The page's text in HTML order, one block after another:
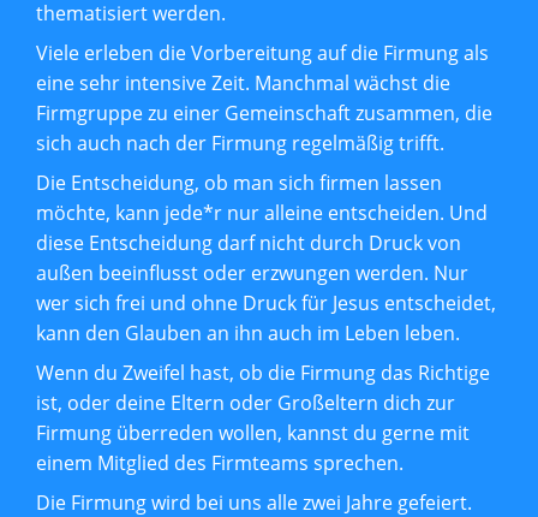
thematisiert werden.
Viele erleben die Vorbereitung auf die Firmung als
eine sehr intensive Zeit. Manchmal wächst die
Firmgruppe zu einer Gemeinschaft zusammen, die
sich auch nach der Firmung regelmäßig trifft.
Die Entscheidung, ob man sich firmen lassen
möchte, kann jede*r nur alleine entscheiden. Und
diese Entscheidung darf nicht durch Druck von
außen beeinflusst oder erzwungen werden. Nur
wer sich frei und ohne Druck für Jesus entscheidet,
kann den Glauben an ihn auch im Leben leben.
Wenn du Zweifel hast, ob die Firmung das Richtige
ist, oder deine Eltern oder Großeltern dich zur
Firmung überreden wollen, kannst du gerne mit
einem Mitglied des Firmteams sprechen.
Die Firmung wird bei uns alle zwei Jahre gefeiert.